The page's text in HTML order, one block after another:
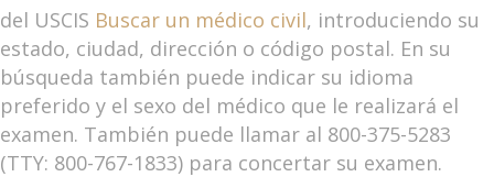
del USCIS Buscar un médico civil, introduciendo su
estado, ciudad, dirección o código postal. En su
búsqueda también puede indicar su idioma
preferido y el sexo del médico que le realizará el
examen. También puede llamar al 800-375-5283
(TTY: 800-767-1833) para concertar su examen.